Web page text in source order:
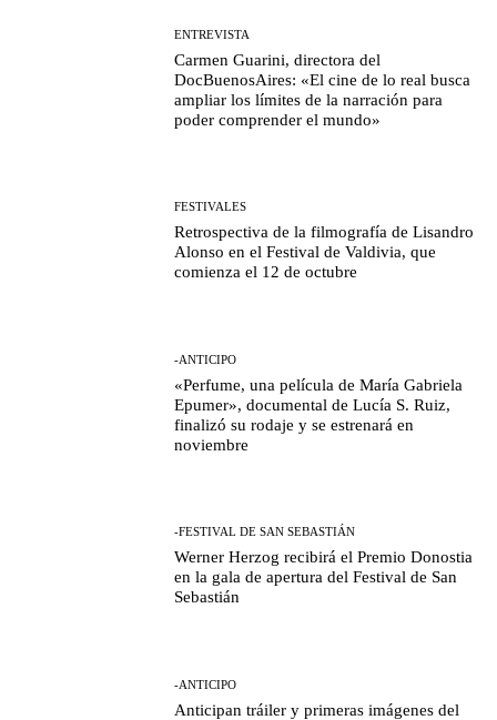
ENTREVISTA
Carmen Guarini, directora del
DocBuenosAires: «El cine de lo real busca
ampliar los límites de la narración para
poder comprender el mundo»
FESTIVALES
Retrospectiva de la filmografía de Lisandro
Alonso en el Festival de Valdivia, que
comienza el 12 de octubre
-ANTICIPO
«Perfume, una película de María Gabriela
Epumer», documental de Lucía S. Ruiz,
finalizó su rodaje y se estrenará en
noviembre
-FESTIVAL DE SAN SEBASTIÁN
Werner Herzog recibirá el Premio Donostia
en la gala de apertura del Festival de San
Sebastián
-ANTICIPO
Anticipan tráiler y primeras imágenes del